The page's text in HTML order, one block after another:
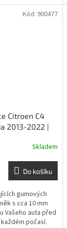
Citroen C4
2013-2022 |
Skladem
Do košíku
gumových
s cca 10 mm
Vašeho auta před
počasí.
Kód: 900477